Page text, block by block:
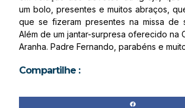
um bolo, presentes e muitos abraços,
que se fizeram presentes na missa de
Além de um jantar-surpresa oferecido na
Aranha. Padre Fernando, parabéns e
Compartilhe :